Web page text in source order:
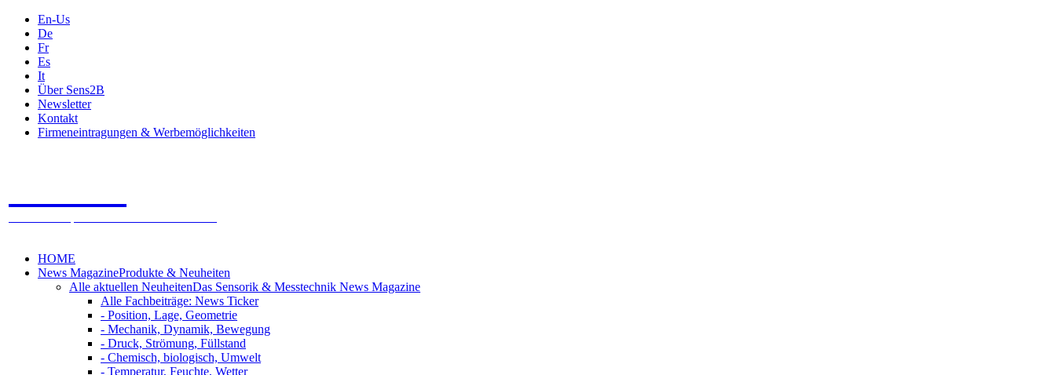
En-Us
De
Fr
Es
It
Über Sens2B
Newsletter
Kontakt
Firmeneintragungen & Werbemöglichkeiten
HOME
News MagazineProdukte & Neuheiten
Alle aktuellen NeuheitenDas Sensorik & Messtechnik News Magazine
Alle Fachbeiträge: News Ticker
- Position, Lage, Geometrie
- Mechanik, Dynamik, Bewegung
- Druck, Strömung, Füllstand
- Chemisch, biologisch, Umwelt
- Temperatur, Feuchte, Wetter